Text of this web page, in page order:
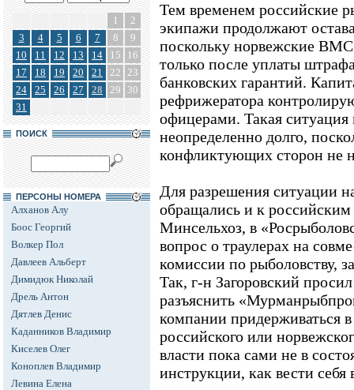
1
2
3
4 5 6 7 8
9
10
11 12 13 14 15
16
17
18 19 20 21 22 23
24
25 26 27 28 29
30
31
ПОИСК
ПЕРСОНЫ НОМЕРА
Алханов Алу
Боос Георгий
Волкер Пол
Давлеев Альберт
Димидюк Николай
Дрель Антон
Дятлев Денис
Каданников Владимир
Киселев Олег
Коноплев Владимир
Левина Елена
Тем временем российские
экипажи продолжают
поскольку норвежские
только после уплаты
банковских гарантий.
рефрижератора
офицерами. Такая ситуация
неопределенно долго,
конфликтующих сторон не
Для разрешения ситуации
обращались и к
Минсельхоз, в
вопрос о траулерах на
комиссии по рыболовству,
Так, г-н Загоровский
разъяснить
компании придерживаться
российского или
власти пока сами не в
инструкции, как вести